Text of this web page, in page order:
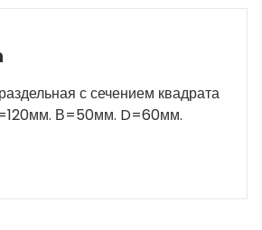
с сечением квадрата
В=50мм. D=60мм.